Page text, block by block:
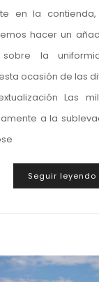
en la
hacer un
la
ocasión de las
Las
a la
Seguir leyendo